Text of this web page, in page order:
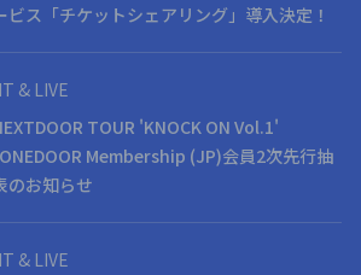
ス「チケットシェアリング」導入決定！
& LIVE
TOUR 'KNOCK ON Vol.1'
Membership (JP)会員2次先行抽
のお知らせ
& LIVE